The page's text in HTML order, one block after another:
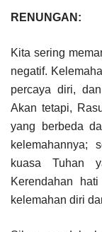
RENUNGAN:
Kita sering
negatif.
percaya diri,
Akan tetapi,
yang berbeda
kelemahannya;
kuasa Tuhan
Kerendahan
kelemahan diri